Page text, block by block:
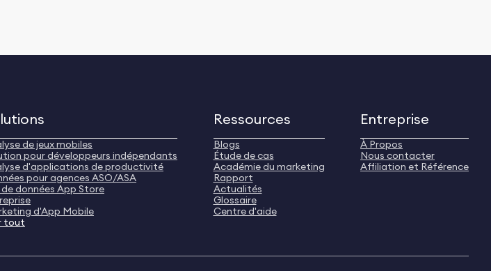
de jeux mobiles
pour développeurs indépendants
d'applications de productivité
pour agences ASO/ASA
de données App Store
d'App Mobile
tout
Ressources
Blogs
Étude de cas
Académie du marketing
Rapport
Actualités
Glossaire
Centre d'aide
Entreprise
À Propos
Nous contacter
Affiliation et Référence